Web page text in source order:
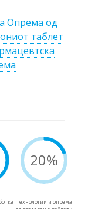
Опрема од
таблет
20%
Технологии и опрема